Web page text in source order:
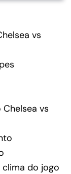
vs
vs
do jogo